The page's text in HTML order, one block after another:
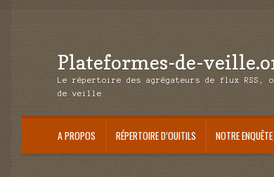
Aller
à
Aller
au
Plateformes-de-
Le répertoire des agrégateurs de flux RSS,
de veille
A PROPOS RÉPERTOIRE D’OUITILS NOTRE